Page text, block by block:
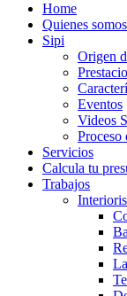
Home
Quienes somos
Sipi
Origen
Eventos
Videos
Proceso
Servicios
Calcula tu
Trabajos